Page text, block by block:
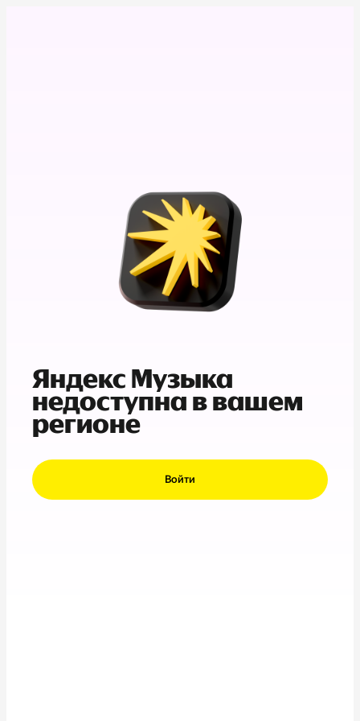
Яндекс Музыка
недоступна в вашем
регионе
Войти